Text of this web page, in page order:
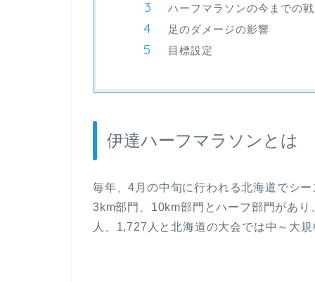
ハーフマラソンの今までの
足のダメージの影響
目標設定
伊達ハーフマラソンとは
毎年、4月の中旬に行われる北海道でシ
3km部門、10km部門とハーフ部門があ
人、1,727人と北海道の大会では中～大